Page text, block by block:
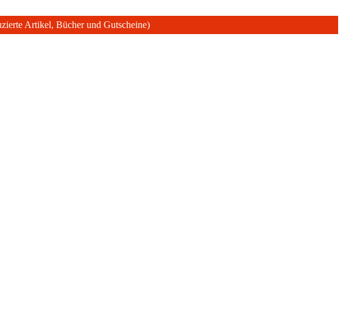
Artikel, Bücher und Gutscheine)